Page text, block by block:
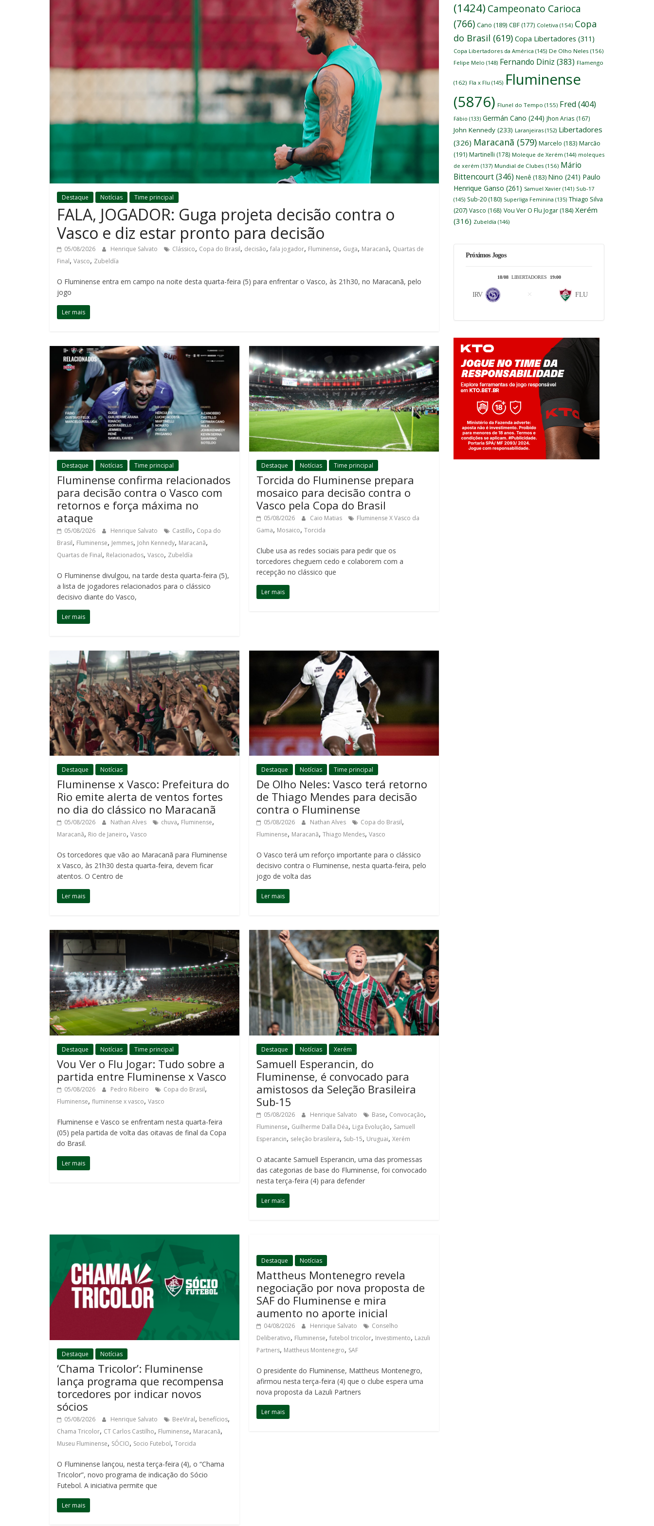
Destaque Notícias Time principal
FALA, JOGADOR: Guga projeta decisão contra o
Vasco e diz estar pronto para decisão
05/08/2026 Henrique Salvato Clássico, Copa do Brasil, decisão, fala jogador, Fluminense, Guga, Maracanã, Quartas de
Final, Vasco, Zubeldía
O Fluminense entra em campo na noite desta quarta-feira (5) para enfrentar o Vasco, às 21h30, no Maracanã, pelo
jogo
Ler mais
Destaque Notícias Time principal
Fluminense confirma relacionados
para decisão contra o Vasco com
retornos e força máxima no
ataque
05/08/2026 Henrique Salvato Castillo, Copa do
Brasil, Fluminense, Jemmes, John Kennedy, Maracanã,
Quartas de Final, Relacionados, Vasco, Zubeldía
O Fluminense divulgou, na tarde desta quarta-feira (5),
a lista de jogadores relacionados para o clássico
decisivo diante do Vasco,
Ler mais
Destaque Notícias Time principal
Torcida do Fluminense prepara
mosaico para decisão contra o
Vasco pela Copa do Brasil
05/08/2026 Caio Matias
Fluminense X Vasco da
Gama, Mosaico,Torcida
Clube usa as redes sociais para pedir que os
torcedores cheguem cedo e colaborem com a
recepção no clássico que
Ler mais
Destaque Notícias
Fluminense x Vasco: Prefeitura do
Rio emite alerta de ventos fortes
no dia do clássico no Maracanã
05/08/2026 Nathan Alves chuva, Fluminense,
Maracanã, Rio de Janeiro, Vasco
Os torcedores que vão ao Maracanã para Fluminense
x Vasco, às 21h30 desta quarta-feira, devem ficar
atentos. O Centro de
Ler mais
Destaque Notícias Time principal
De Olho Neles: Vasco terá retorno
de Thiago Mendes para decisão
contra o Fluminense
05/08/2026 Nathan Alves Copa do Brasil,
Fluminense, Maracanã,Thiago Mendes,Vasco
O Vasco terá um reforço importante para o clássico
decisivo contra o Fluminense, nesta quarta-feira, pelo
jogo de volta das
Ler mais
Destaque Notícias Time principal
Vou Ver o Flu Jogar: Tudo sobre a
partida entre Fluminense x Vasco
05/08/2026 Pedro Ribeiro Copa do Brasil,
Fluminense, fluminense x vasco, Vasco
Fluminense e Vasco se enfrentam nesta quarta-feira
(05) pela partida de volta das oitavas de final da Copa
do Brasil.
Ler mais
Destaque Notícias Xerém
Samuell Esperancin, do
Fluminense, é convocado para
amistosos da Seleção Brasileira
Sub-15
05/08/2026 Henrique Salvato Base, Convocação,
Fluminense, Guilherme Dalla Déa, Liga Evolução, Samuell
Esperancin, seleção brasileira, Sub-15, Uruguai,Xerém
O atacante Samuell Esperancin, uma das promessas
das categorias de base do Fluminense, foi convocado
nesta terça-feira (4) para defender
Ler mais
Destaque Notícias
‘Chama Tricolor’: Fluminense
lança programa que recompensa
torcedores por indicar novos
sócios
05/08/2026 Henrique Salvato BeeViral, benefícios,
Chama Tricolor, CT Carlos Castilho, Fluminense, Maracanã,
Museu Fluminense, SÓCIO, Socio Futebol, Torcida
O Fluminense lançou, nesta terça-feira (4), o “Chama
Tricolor”, novo programa de indicação do Sócio
Futebol. A iniciativa permite que
Ler mais
Destaque Notícias
Mattheus Montenegro revela
negociação por nova proposta de
SAF do Fluminense e mira
aumento no aporte inicial
04/08/2026 Henrique Salvato
Conselho
Deliberativo, Fluminense,futebol tricolor, Investimento, Lazuli
Partners, Mattheus Montenegro, SAF
O presidente do Fluminense, Mattheus Montenegro,
afirmou nesta terça-feira (4) que o clube espera uma
nova proposta da Lazuli Partners
Ler mais
(1424) Campeonato Carioca
(766) Cano (189) CBF (177) Coletiva (154) Copa
do Brasil (619) Copa Libertadores (311)
Copa Libertadores da América (145) De Olho Neles (156)
Felipe Melo (148) Fernando Diniz (383) Flamengo
(162) Fla x Flu (145) Fluminense
(5876) Flunel do Tempo (155) Fred (404)
Fábio (133) Germán Cano (244) Jhon Arias (167)
John Kennedy (233) Laranjeiras (152) Libertadores
(326) Maracanã (579) Marcelo (183) Marcão
(191) Martinelli (178) Moleque de Xerém (144) moleques
de xerém (137) Mundial de Clubes (156) Mário
Bittencourt(346) Nenê (183) Nino (241) Paulo
Henrique Ganso (261) Samuel Xavier (141) Sub-17
(145) Sub-20 (180) Superliga Feminina (135) Thiago Silva
(207) Vasco (168) Vou Ver O Flu Jogar (184) Xerém
(316) Zubeldía (146)
Próximos Jogos
18/08LIBERTADORES 19:00
IRV FLU